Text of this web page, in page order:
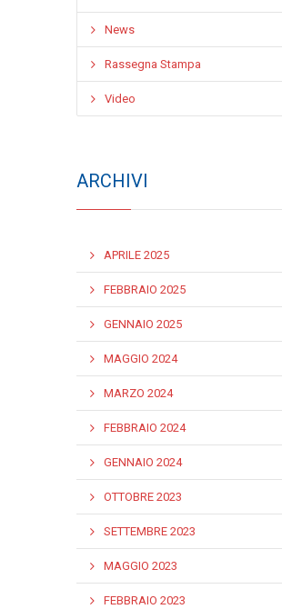
News
Rassegna Stampa
Video
ARCHIVI
APRILE 2025
FEBBRAIO 2025
GENNAIO 2025
MAGGIO 2024
MARZO 2024
FEBBRAIO 2024
GENNAIO 2024
OTTOBRE 2023
SETTEMBRE 2023
MAGGIO 2023
FEBBRAIO 2023